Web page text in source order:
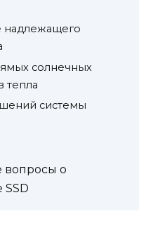
надлежащего
солнечных
тепла
системы
вопросы о
SSD